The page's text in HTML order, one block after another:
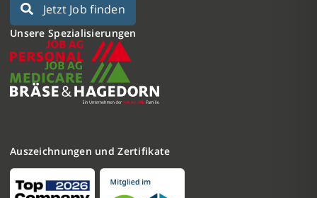
Jetzt Job finden
Unsere Spezialisierungen
Auszeichnungen und Zertifikate